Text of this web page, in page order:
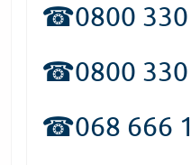
☎0800
☎0800 330
☎068 666